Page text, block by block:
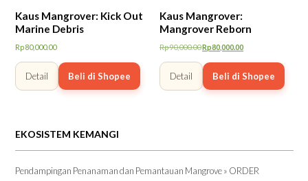
Kaus Mangrover: Kick Out
Marine Debris
Rp80,000.00
Detail Beli di Shopee
Kaus Mangrover:
Mangrover Reborn
Rp90,000.00
Harga
aslinya
adalah:
Rp80,000.00
Harga
saat
ini
Detail Beli di Shopee
EKOSISTEM KEMANGI
Pendampingan Penanaman dan Pemantauan Mangrove » ORDER